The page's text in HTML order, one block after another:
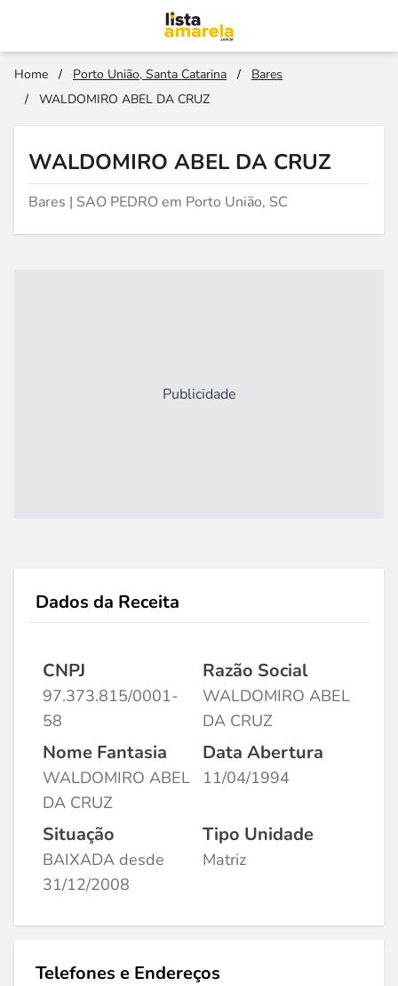
Home / Porto União, Santa Catarina /
Bares
/
WALDOMIRO ABEL DA CRUZ
WALDOMIRO ABEL DA CRUZ
Bares | SAO PEDRO em Porto União, SC
Publicidade
Dados da Receita
CNPJ
97.373.815/0001-
58
Razão Social
WALDOMIRO ABEL
DA CRUZ
Nome Fantasia
WALDOMIRO ABEL
DA CRUZ
Data Abertura
11/04/1994
Situação
BAIXADA desde
31/12/2008
Tipo Unidade
Matriz
Telefones e Endereços